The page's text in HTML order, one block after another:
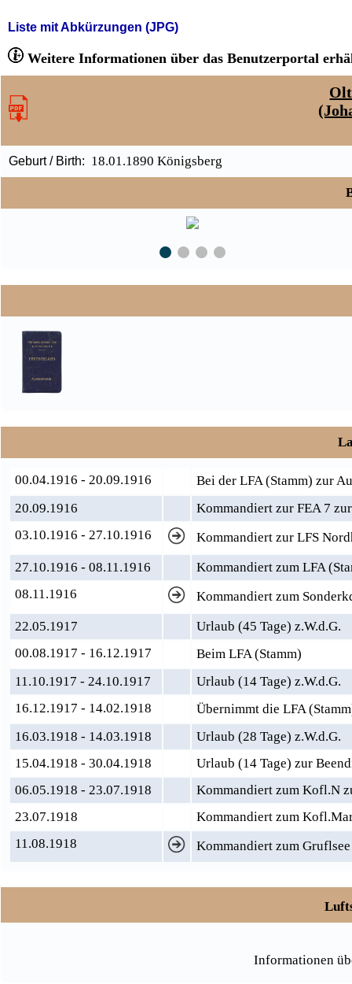
Liste mit Abkürzungen (JPG)
Weitere Informationen über das Benutzerportal
Geburt / Birth: 18.01.1890 Königsberg
00.04.1916 - 20.09.1916
Bei der LFA (Stamm) zur
20.09.1916
Kommandiert zur FEA 7
03.10.1916 - 27.10.1916
Kommandiert zur LFS
27.10.1916 - 08.11.1916
Kommandiert zum LFA
08.11.1916
Kommandiert zum
22.05.1917
Urlaub (45 Tage) z.W.d.G.
00.08.1917 - 16.12.1917
Beim LFA (Stamm)
11.10.1917 - 24.10.1917
Urlaub (14 Tage) z.W.d.G.
16.12.1917 - 14.02.1918
Übernimmt die LFA
16.03.1918 - 14.03.1918
Urlaub (28 Tage) z.W.d.G.
15.04.1918 - 30.04.1918
Urlaub (14 Tage) zur
06.05.1918 - 23.07.1918
Kommandiert zum Kofl.N
23.07.1918
Kommandiert zum
11.08.1918
Kommandiert zum
Informationen